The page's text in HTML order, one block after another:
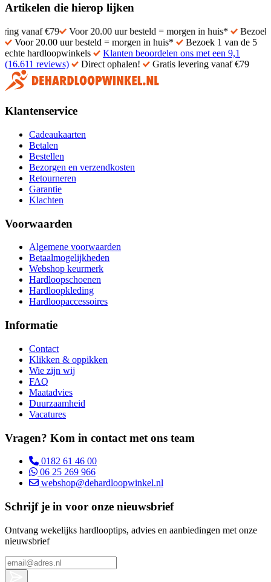
Artikelen die hierop lijken
€79 Voor 20.00 uur besteld = morgen in huis*
Bezoek 1 van
Voor 20.00 uur besteld = morgen in huis*
Bezoek 1 van de 5
echte hardloopwinkels
Klanten beoordelen ons met een 9,1
(16.611 reviews)
Direct ophalen! Gratis levering vanaf €79
Klantenservice
Cadeaukaarten
Betalen
Bestellen
Bezorgen en verzendkosten
Retourneren
Garantie
Klachten
Voorwaarden
Algemene voorwaarden
Betaalmogelijkheden
Webshop keurmerk
Hardloopschoenen
Hardloopkleding
Hardloopaccessoires
Informatie
Contact
Klikken & oppikken
Wie zijn wij
FAQ
Maatadvies
Duurzaamheid
Vacatures
Vragen? Kom in contact met ons team
0182 61 46 00
06 25 269 966
webshop@dehardloopwinkel.nl
Schrijf je in voor onze nieuwsbrief
Ontvang wekelijks hardlooptips, advies en aanbiedingen met onze
nieuwsbrief